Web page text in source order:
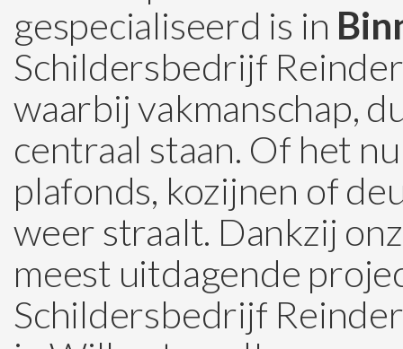
gespecialiseerd is in
Schildersbedrijf
waarbij vakmanschap,
centraal staan. Of het
plafonds, kozijnen of
weer straalt. Dankzij
meest uitdagende
Schildersbedrijf